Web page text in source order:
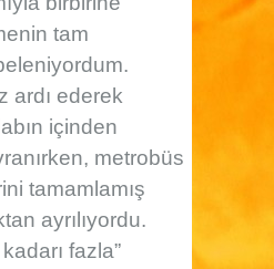
tam
ardı ederek
içinden
metrobüs
tamamlamış
ayrılıyordu.
fazla”